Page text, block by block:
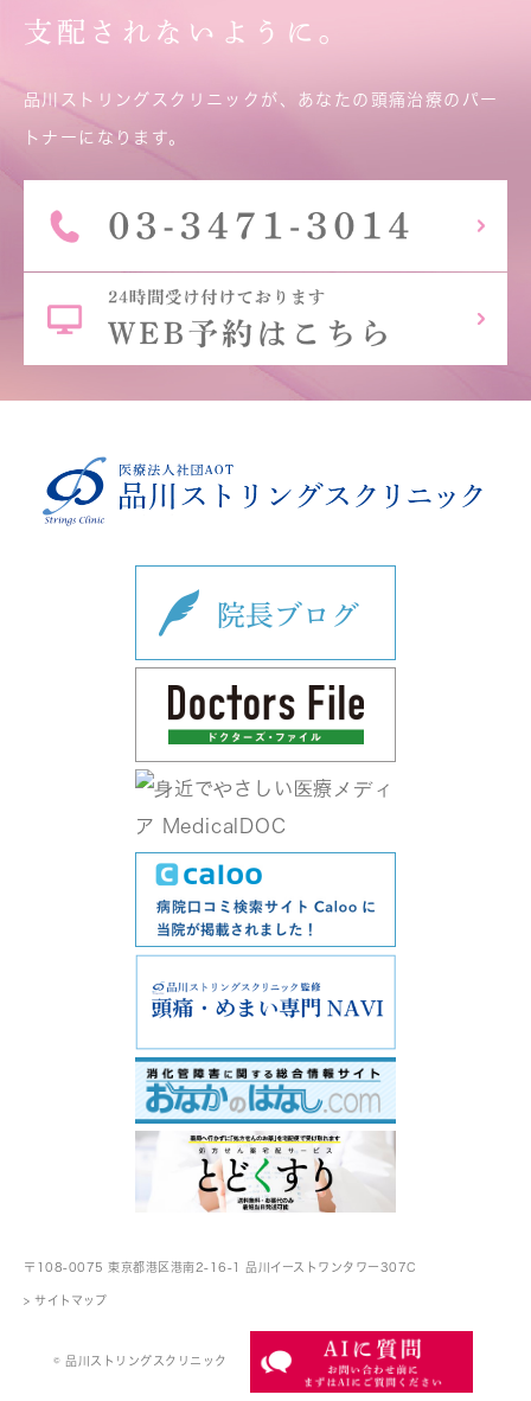
支配されないように。
品川ストリングスクリニックが、あなたの頭痛治療のパー
トナーになります。
〒108-0075 東京都港区港南2-16-1 品川イーストワンタワー307C
> サイトマップ
© 品川ストリングスクリニック